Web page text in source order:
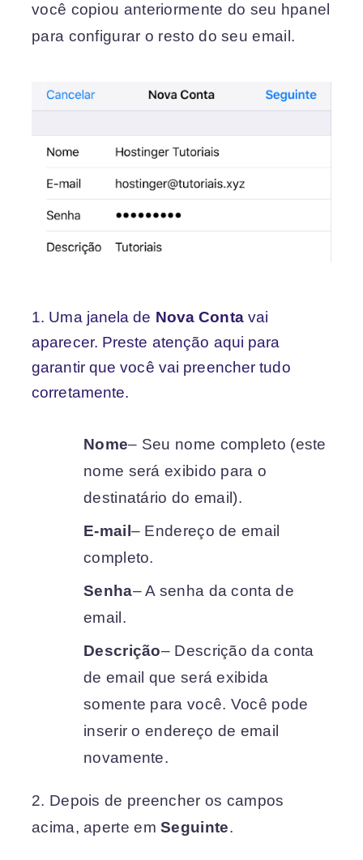
você copiou anteriormente do seu hpanel
para configurar o resto do seu email.
1. Uma janela de Nova Contavai
aparecer. Preste atenção aqui para
garantir que você vai preencher tudo
corretamente.
Nome– Seu nome completo (este
nome será exibido para o
destinatário do email).
E-mail – Endereço de email
completo.
Senha– A senha da conta de
email.
Descrição– Descrição da conta
de email que será exibida
somente para você. Você pode
inserir o endereço de email
novamente.
2. Depois de preencher os campos
acima, aperte emSeguinte.